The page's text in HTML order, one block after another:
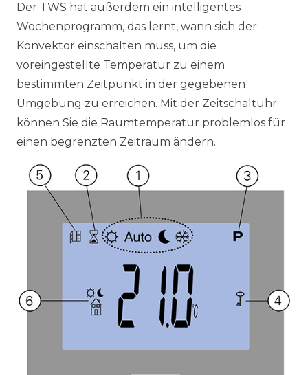
Der TWS hat außerdem ein intelligentes
Wochenprogramm, das lernt, wann sich der
Konvektor einschalten muss, um die
voreingestellte Temperatur zu einem
bestimmten Zeitpunkt in der gegebenen
Umgebung zu erreichen. Mit der Zeitschaltuhr
können Sie die Raumtemperatur problemlos für
einen begrenzten Zeitraum ändern.